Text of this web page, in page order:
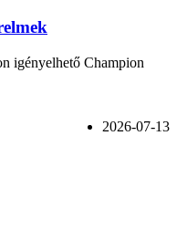
igényelhető Champion
2026-07-13